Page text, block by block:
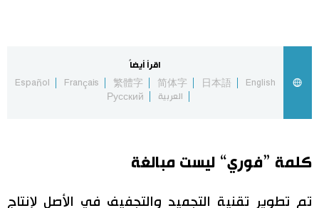
سياسة
مجتمع
موسوعة اليابان
هو وهي
اقرأ أيضاً
English
日本語
简体字
繁體字
Français
Español
العربية
Русский
كلمة ”فوري“ ليست مبالغة
تم تطوير تقنية التجميد والتجفيف في الأصل لإنتاج